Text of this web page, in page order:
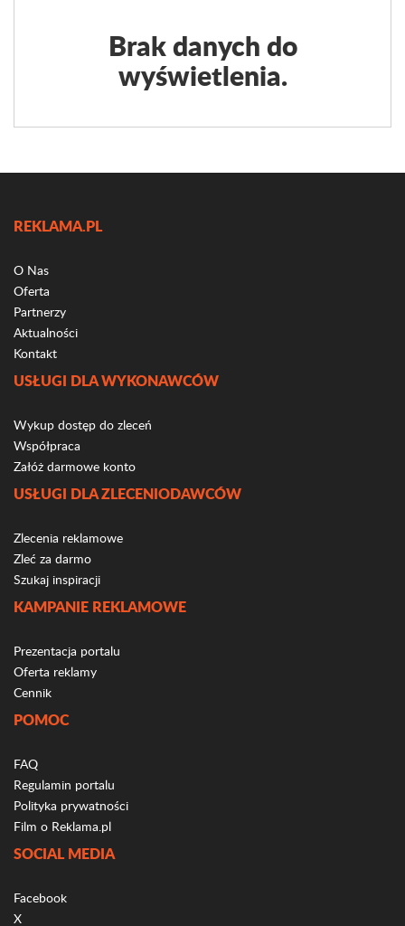
Brak danych do
wyświetlenia.
REKLAMA.PL
O Nas
Oferta
Partnerzy
Aktualności
Kontakt
USŁUGI DLA WYKONAWCÓW
Wykup dostęp do zleceń
Współpraca
Załóż darmowe konto
USŁUGI DLA ZLECENIODAWCÓW
Zlecenia reklamowe
Zleć za darmo
Szukaj inspiracji
KAMPANIE REKLAMOWE
Prezentacja portalu
Oferta reklamy
Cennik
POMOC
FAQ
Regulamin portalu
Polityka prywatności
Film o Reklama.pl
SOCIAL MEDIA
Facebook
X